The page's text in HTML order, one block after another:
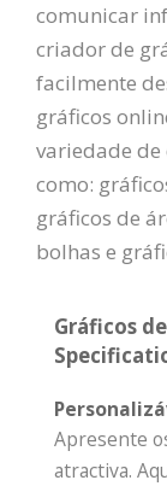
comunicar
criador de
facilmente
gráficos
variedade
como:
gráficos de
bolhas e
Gráficos
Apresente
atractiva.